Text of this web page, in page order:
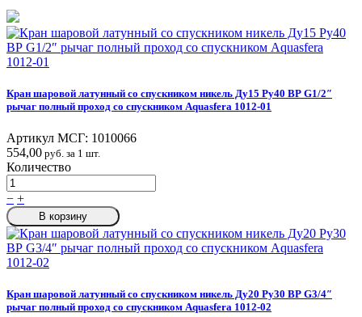
Кран шаровой латунный со спускником никель Ду15 Ру40 ВР G1/2″
рычаг полный проход со спускником Aquasfera 1012-01
Артикул МСГ: 1010066
554,00 руб. за 1 шт.
Количество
− +
В корзину
Кран шаровой латунный со спускником никель Ду20 Ру30 ВР G3/4″
рычаг полный проход со спускником Aquasfera 1012-02